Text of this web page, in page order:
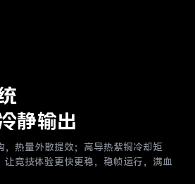
静输出
，热量外散提效；高导热紫铜 冷却矩
竞技体验更快更稳， 稳帧运行，满血